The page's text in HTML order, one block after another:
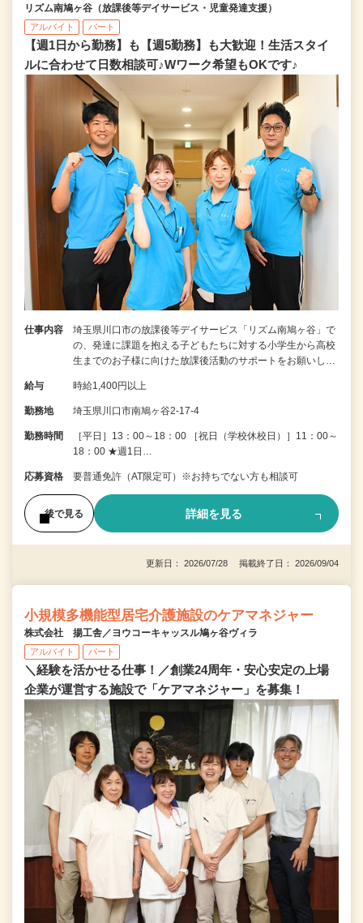
リズム南鳩ヶ谷（放課後等デイサービス・児童発達支援）
アルバイト パート
【週1日から勤務】も【週5勤務】も大歓迎！生活スタイ
ルに合わせて日数相談可♪Wワーク希望もOKです♪
仕事内容
埼玉県川口市の放課後等デイサービス「リズム南鳩ヶ谷」で
の、発達に課題を抱える子どもたちに対する小学生から高校
生までのお子様に向けた放課後活動のサポートをお願いし…
給与 時給1,400円以上
勤務地 埼玉県川口市南鳩ヶ谷2-17-4
勤務時間
［平日］13：00～18：00 ［祝日（学校休校日）］11：00～
18：00 ★週1日…
応募資格 要普通免許（AT限定可）※お持ちでない方も相談可
後で見る 詳細を見る
更新日： 2026/07/28 掲載終了日： 2026/09/04
小規模多機能型居宅介護施設のケアマネジャー
株式会社 揚工舎／ヨウコーキャッスル鳩ヶ谷ヴィラ
アルバイト パート
＼経験を活かせる仕事！／創業24周年・安心安定の上場
企業が運営する施設で「ケアマネジャー」を募集！